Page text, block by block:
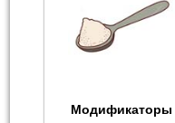
Модификаторы